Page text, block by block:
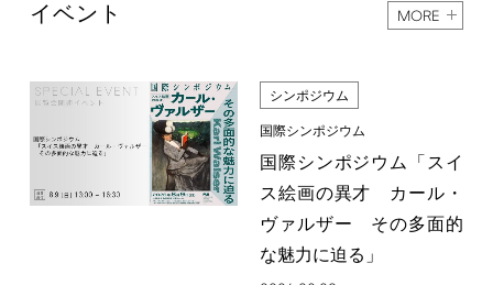
イベント MORE
シンポジウム
国際シンポジウム
国際シンポジウム「スイ
ス絵画の異才 カール・
ヴァルザー その多面的
な魅力に迫る」